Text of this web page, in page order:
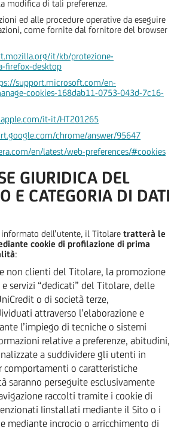
modifica di tali preferenze.
ed alle procedure operative da eseguire
come fornite dal fornitore del browser
it/kb/protezione-
firefox-desktop
support.microsoft.com/en-
cookies-168dab11-0753-043d-7c16-
it-it/HT201265
chrome/answer/95647
en/latest/web-preferences/#cookies
GIURIDICA DEL
E CATEGORIA DI DATI
dell’utente, il Titolare tratterà le
cookie di profilazione di prima
:
non clienti del Titolare, la promozione
servizi “dedicati” del Titolare, delle
o di società terze,
attraverso l’elaborazione e
l’impiego di tecniche o sistemi
relative a preferenze, abitudini,
a suddividere gli utenti in
comportamenti o caratteristiche
saranno perseguite esclusivamente
raccolti tramite i cookie di
Iinstallati mediante il Sito o i
mediante incrocio o arricchimento di